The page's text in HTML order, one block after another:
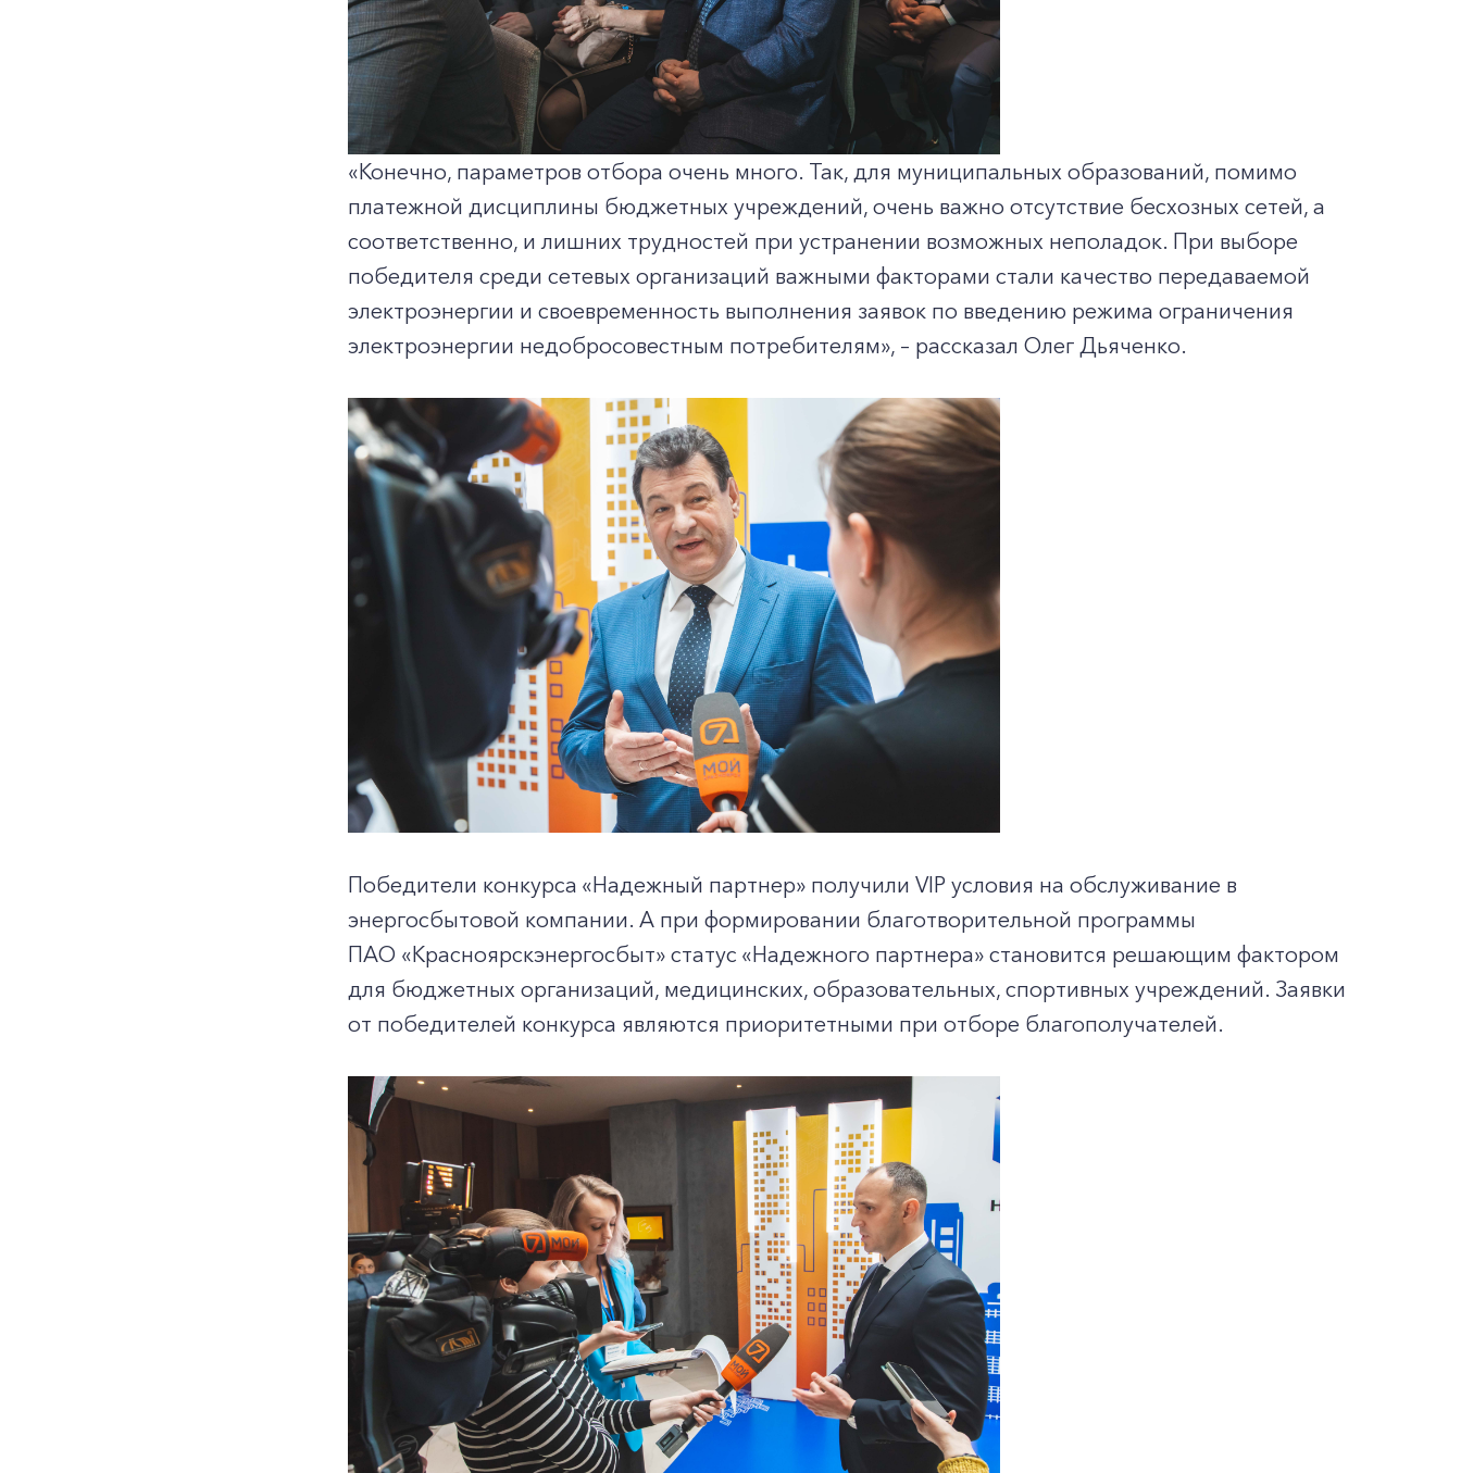
+7-800-700-24-57
Заказать обратный звонок
Частным клиентам
Корпоративным клиентам
«Конечно, параметров отбора очень много. Так, для муниципальных образований, помимо
платежной дисциплины бюджетных учреждений, очень важно отсутствие бесхозных сетей, а
соответственно, и лишних трудностей при устранении возможных неполадок. При выборе
победителя среди сетевых организаций важными факторами стали качество передаваемой
электроэнергии и своевременность выполнения заявок по введению режима ограничения
электроэнергии недобросовестным потребителям», – рассказал Олег Дьяченко.
Победители конкурса «Надежный партнер» получили VIP условия на обслуживание в
энергосбытовой компании. А при формировании благотворительной программы
ПАО «Красноярскэнергосбыт» статус «Надежного партнера» становится решающим фактором
для бюджетных организаций, медицинских, образовательных, спортивных учреждений. Заявки
от победителей конкурса являются приоритетными при отборе благополучателей.